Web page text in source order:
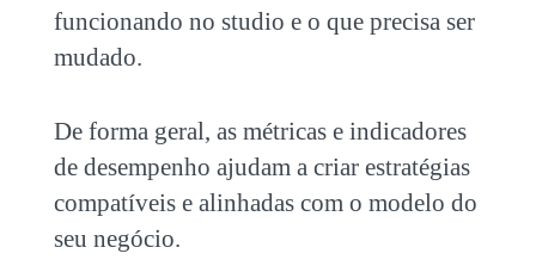
funcionando no studio e o que precisa ser
mudado.
De forma geral, as métricas e indicadores
de desempenho ajudam a criar estratégias
compatíveis e alinhadas com o modelo do
seu negócio.